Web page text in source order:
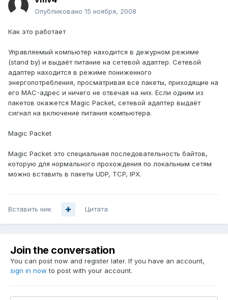
Опубликовано 15 ноября, 2008
Как это работает
Управляемый компьютер находится в дежурном режиме
(stand by) и выдаёт питание на сетевой адаптер. Сетевой
адаптер находится в режиме пониженного
энергопотребления, просматривая все пакеты, приходящие на
его MAC-адрес и ничего не отвечая на них. Если одним из
пакетов окажется Magic Packet, сетевой адаптер выдаёт
сигнал на включение питания компьютера.
Magic Packet
Magic Packet это специальная последовательность байтов,
которую для нормального прохождения по локальным сетям
можно вставить в пакеты UDP, TCP, IPX.
Вставить ник Цитата
Join the conversation
You can post now and register later. If you have an account,
sign in now to post with your account.